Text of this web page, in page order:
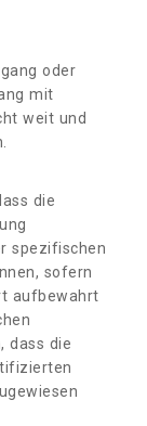
oder
mit
weit und
die
spezifischen
sofern
aufbewahrt
dass die